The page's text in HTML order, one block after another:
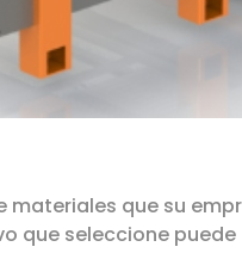
que su
que seleccione